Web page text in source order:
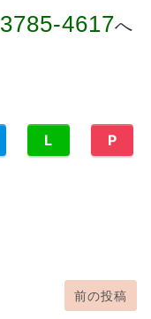
4617へ
L P
前の投稿